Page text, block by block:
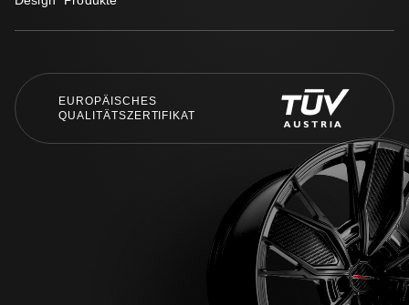
EUROPÄISCHES
QUALITÄTSZERTIFIKAT